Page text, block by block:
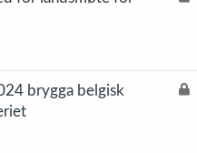
L
brygga belgisk